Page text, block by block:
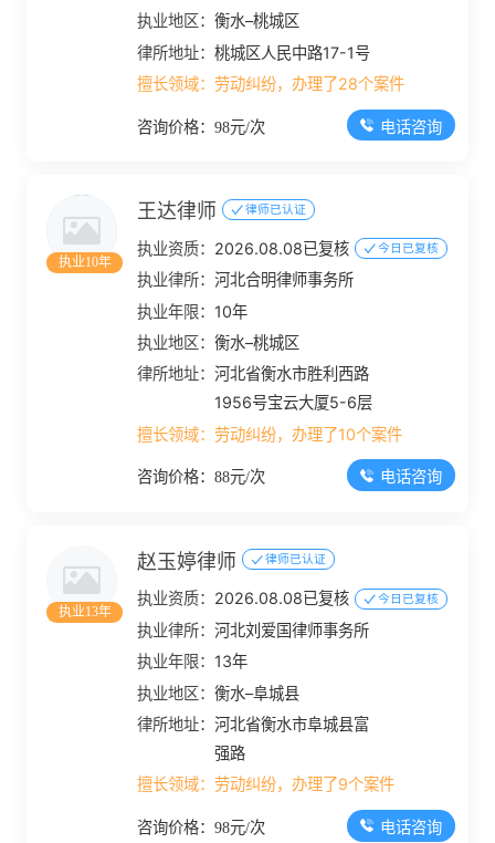
执业地区：衡水–桃城区
律所地址：桃城区人民中路17-1号
擅长领域：劳动纠纷，办理了28个案件
咨询价格：98元/次 电话咨询
执业10年
王达律师 律师已认证
执业资质： 2026.08.08已复核 今日已复核
执业律所：河北合明律师事务所
执业年限： 10年
执业地区：衡水–桃城区
律所地址：河北省衡水市胜利西路
1956号宝云大厦5-6层
擅长领域：劳动纠纷，办理了10个案件
咨询价格：88元/次 电话咨询
执业13年
赵玉婷律师 律师已认证
执业资质： 2026.08.08已复核 今日已复核
执业律所：河北刘爱国律师事务所
执业年限： 13年
执业地区：衡水–阜城县
律所地址：河北省衡水市阜城县富
强路
擅长领域：劳动纠纷，办理了9个案件
咨询价格：98元/次 电话咨询